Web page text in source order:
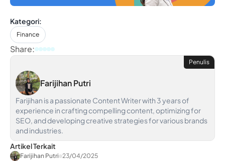
Kategori:
Finance
Share:
Penulis
Farijihan Putri
Farijihan is a passionate Content Writer with 3 years of
experience in crafting compelling content, optimizing for
SEO, and developing creative strategies for various brands
and industries.
Artikel Terkait
Farijihan Putri 23/04/2025